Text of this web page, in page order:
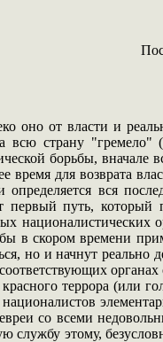
оно от власти и
страну "гремело"
борьбы, вначале
время для возврата
вся
первый путь,
националистических
в скором времени
но и начнут реально
террора (или
со всеми
этому,